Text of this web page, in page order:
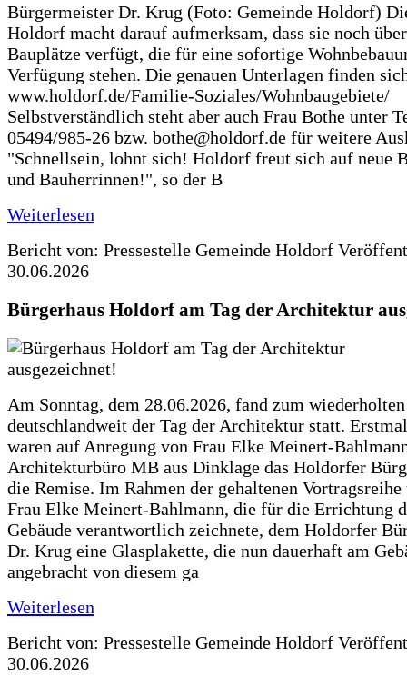
Bürgermeister Dr. Krug (Foto: Gemeinde Holdorf)
Holdorf macht darauf aufmerksam, dass sie noch
Bauplätze verfügt, die für eine sofortige
Verfügung stehen. Die genauen Unterlagen finden
www.holdorf.de/Familie-Soziales/Wohnbaugebiete/
Selbstverständlich steht aber auch Frau Bothe unter
05494/985-26 bzw. bothe@holdorf.de für weitere
"Schnellsein, lohnt sich! Holdorf freut sich auf neue
und Bauherrinnen!", so der B
Weiterlesen
Bericht von: Pressestelle Gemeinde Holdorf
30.06.2026
Bürgerhaus Holdorf am Tag der Architektur
Am Sonntag, dem 28.06.2026, fand zum
deutschlandweit der Tag der Architektur statt.
waren auf Anregung von Frau Elke Meinert-
Architekturbüro MB aus Dinklage das Holdorfer
die Remise. Im Rahmen der gehaltenen
Frau Elke Meinert-Bahlmann, die für die Errichtung
Gebäude verantwortlich zeichnete, dem Holdorfer
Dr. Krug eine Glasplakette, die nun dauerhaft am
angebracht von diesem ga
Weiterlesen
Bericht von: Pressestelle Gemeinde Holdorf
30.06.2026